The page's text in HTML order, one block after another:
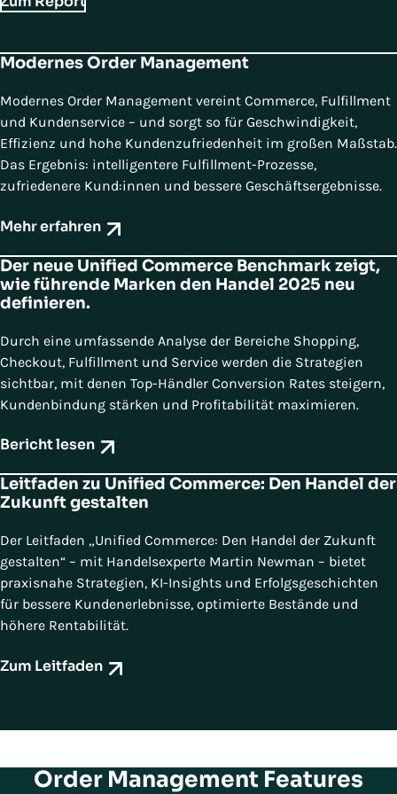
Modernes Order Management
Modernes Order Management vereint Commerce, Fulfillment
und Kundenservice – und sorgt so für Geschwindigkeit,
Effizienz und hohe Kundenzufriedenheit im großen Maßstab.
Das Ergebnis: intelligentere Fulfillment-Prozesse,
zufriedenere Kund:innen und bessere Geschäftsergebnisse.
Mehr erfahren
Der neue Unified Commerce Benchmark zeigt,
wie führende Marken den Handel 2025 neu
definieren.
Durch eine umfassende Analyse der Bereiche Shopping,
Checkout, Fulfillment und Service werden die Strategien
sichtbar, mit denen Top-Händler Conversion Rates steigern,
Kundenbindung stärken und Profitabilität maximieren.
Bericht lesen
Leitfaden zu Unified Commerce: Den Handel der
Zukunft gestalten
Der Leitfaden „Unified Commerce: Den Handel der Zukunft
gestalten“ – mit Handelsexperte Martin Newman – bietet
praxisnahe Strategien, KI-Insights und Erfolgsgeschichten
für bessere Kundenerlebnisse, optimierte Bestände und
höhere Rentabilität.
Zum Leitfaden
Order Management Features